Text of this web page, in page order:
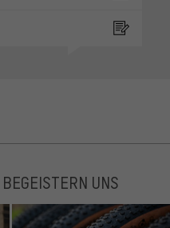
UNS